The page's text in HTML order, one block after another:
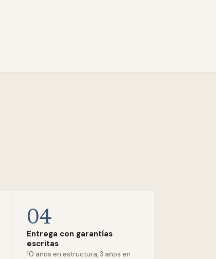
04
Entrega con garantías
escritas
10 años en estructura, 3 años en